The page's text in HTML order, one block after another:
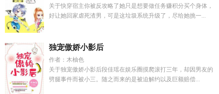
关于快穿宿主你被反攻略了她只是想要做任务赚积分买个身体，
好让她回家虐死渣男，可是这垃圾系统升级了，尽给她挑一...
独宠傲娇小影后
作者：木柚色
关于独宠傲娇小影后段佳瑶在娱乐圈摸爬滚打三年，却因男友的
劈腿事件而被小三。随之而来的是被迫解约以及巨额赔偿...